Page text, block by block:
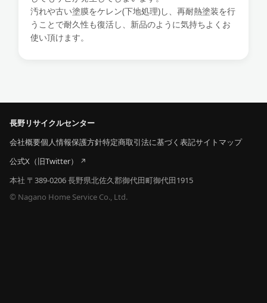
汚れや古い塗膜をケレン(下地処理)し、再耐熱塗装を行
うことで耐久性も復活し、新品のように気持ちよくお
使い頂けます。
長野リサイクルセンター
会社概要個人情報保護方針特定商取引法に基づく表記サイトマップ
公式X（旧Twitter）
本社 〒389-0206 長野県北佐久郡御代田町御代田1915
© Nagano Home Service Co., Ltd.